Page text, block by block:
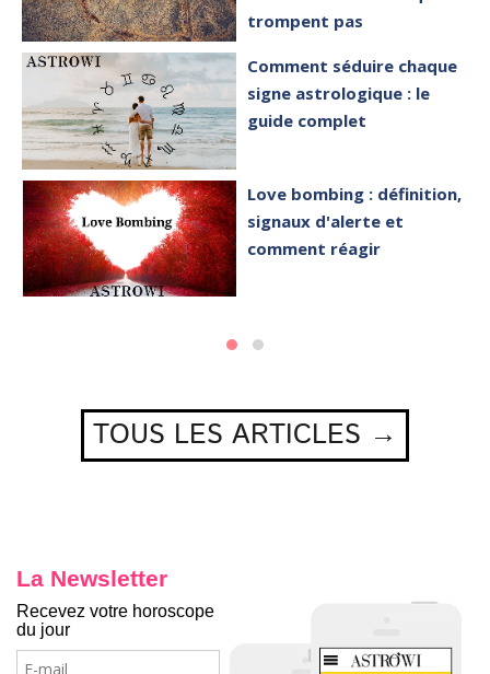
trompent pas
Comment séduire chaque
signe astrologique : le
guide complet
Love bombing : définition,
signaux d'alerte et
comment réagir
TOUS LES ARTICLES →
La Newsletter
Recevez votre horoscope
du jour
E-